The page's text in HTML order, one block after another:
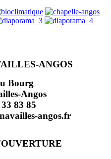
ANGOS
Bourg
Angos
83 85
angos.fr